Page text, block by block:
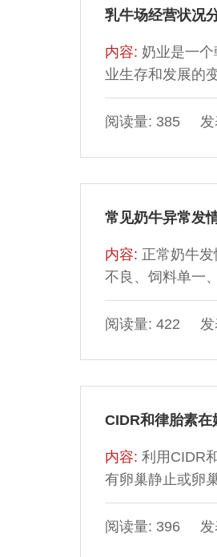
乳牛场经营状况
内容: 奶业是一
业生存和发展的
析金山区种畜场
感到乳牛场的经
阅读量: 385 发
常见奶牛异常发
内容: 正常奶牛
不良、饲料单一
失配或误配。临
后第一次发情、
阅读量: 422 发
CIDR和律胎素
内容: 利用CIDR
有卵巢静止或卵
阅读量: 396 发